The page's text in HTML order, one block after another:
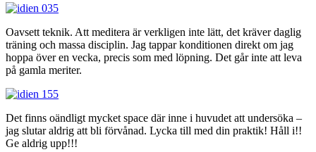
Oavsett teknik. Att meditera är verkligen inte lätt, det kräver daglig
träning och massa disciplin. Jag tappar konditionen direkt om jag
hoppa över en vecka, precis som med löpning. Det går inte att leva
på gamla meriter.
Det finns oändligt mycket space där inne i huvudet att undersöka –
jag slutar aldrig att bli förvånad. Lycka till med din praktik! Håll i!!
Ge aldrig upp!!!